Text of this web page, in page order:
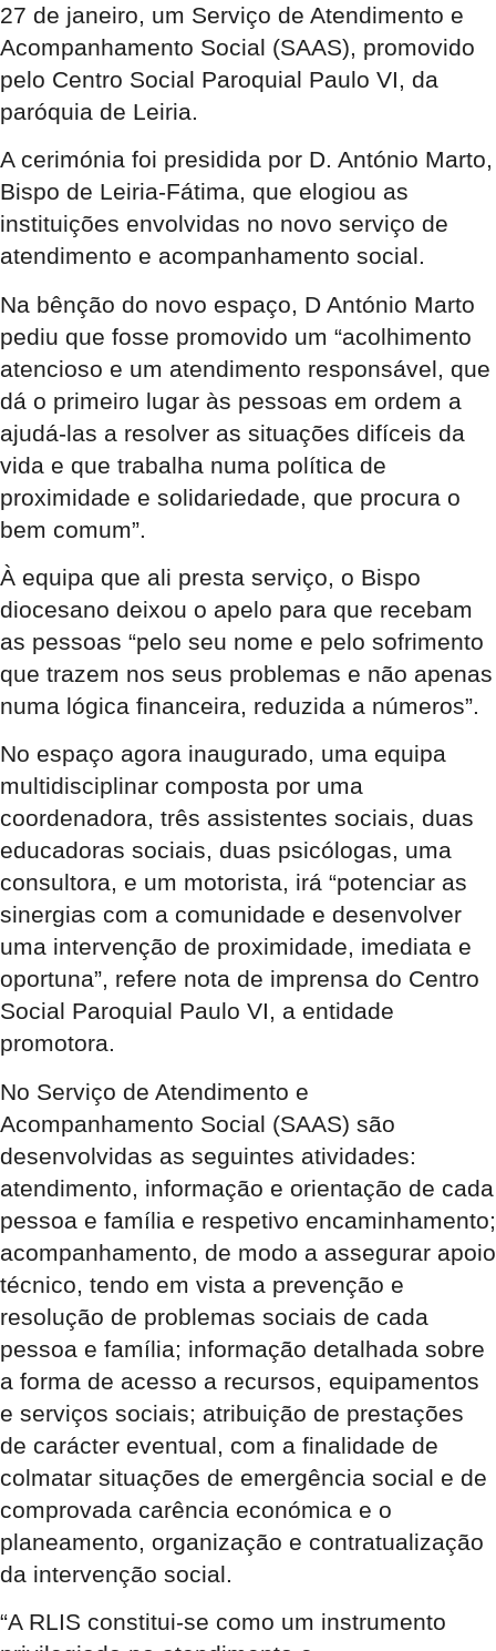
27 de janeiro, um Serviço de Atendimento e
Acompanhamento Social (SAAS), promovido
pelo Centro Social Paroquial Paulo VI, da
paróquia de Leiria.
A cerimónia foi presidida por D. António Marto,
Bispo de Leiria-Fátima, que elogiou as
instituições envolvidas no novo serviço de
atendimento e acompanhamento social.
Na bênção do novo espaço, D António Marto
pediu que fosse promovido um “acolhimento
atencioso e um atendimento responsável, que
dá o primeiro lugar às pessoas em ordem a
ajudá-las a resolver as situações difíceis da
vida e que trabalha numa política de
proximidade e solidariedade, que procura o
bem comum”.
À equipa que ali presta serviço, o Bispo
diocesano deixou o apelo para que recebam
as pessoas “pelo seu nome e pelo sofrimento
que trazem nos seus problemas e não apenas
numa lógica financeira, reduzida a números”.
No espaço agora inaugurado, uma equipa
multidisciplinar composta por uma
coordenadora, três assistentes sociais, duas
educadoras sociais, duas psicólogas, uma
consultora, e um motorista, irá “potenciar as
sinergias com a comunidade e desenvolver
uma intervenção de proximidade, imediata e
oportuna”, refere nota de imprensa do Centro
Social Paroquial Paulo VI, a entidade
promotora.
No Serviço de Atendimento e
Acompanhamento Social (SAAS) são
desenvolvidas as seguintes atividades:
atendimento, informação e orientação de cada
pessoa e família e respetivo encaminhamento;
acompanhamento, de modo a assegurar apoio
técnico, tendo em vista a prevenção e
resolução de problemas sociais de cada
pessoa e família; informação detalhada sobre
a forma de acesso a recursos, equipamentos
e serviços sociais; atribuição de prestações
de carácter eventual, com a finalidade de
colmatar situações de emergência social e de
comprovada carência económica e o
planeamento, organização e contratualização
da intervenção social.
“A RLIS constitui-se como um instrumento